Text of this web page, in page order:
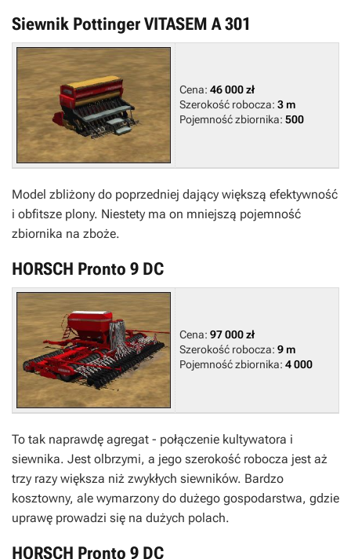
Siewnik Pottinger VITASEM A 301
Cena: 46 000 zł
Szerokość robocza: 3 m
Pojemność zbiornika: 500
Model zbliżony do poprzedniej dający większą efektywność
i obfitsze plony. Niestety ma on mniejszą pojemność
zbiornika na zboże.
HORSCH Pronto 9 DC
Cena: 97 000 zł
Szerokość robocza: 9 m
Pojemność zbiornika: 4 000
To tak naprawdę agregat - połączenie kultywatora i
siewnika. Jest olbrzymi, a jego szerokość robocza jest aż
trzy razy większa niż zwykłych siewników. Bardzo
kosztowny, ale wymarzony do dużego gospodarstwa, gdzie
uprawę prowadzi się na dużych polach.
HORSCH Pronto 9 DC